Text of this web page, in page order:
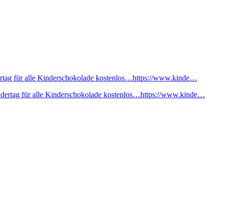
für alle Kinderschokolade kostenlos…https://www.kinde…
für alle Kinderschokolade kostenlos…https://www.kinde…